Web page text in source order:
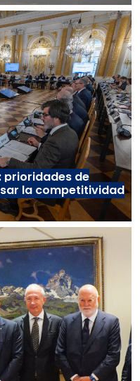
prioridades de
la competitividad